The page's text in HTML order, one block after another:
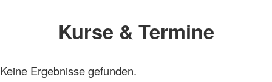
Kurse & Termine
Keine Ergebnisse gefunden.